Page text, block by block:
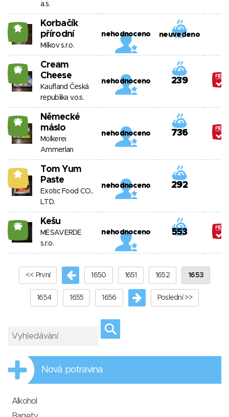
a.s.
16
Korbačík
přírodní
Milkov s.r.o.
nehodnoceno neuvedeno
25
Cream
Cheese
Kaufland Česká
republika v.o.s.
nehodnoceno 239
25
Německé
máslo
Molkerei
Ammerlan
nehodnoceno 736
9
Tom Yum
Paste
Exotic Food CO.,
LTD.
nehodnoceno 292
26 Kešu
MESAVERDE
s.r.o.
nehodnoceno 553
<< První 1650 1651 1652 1653
1654 1655 1656 Poslední >>
Nová potravina
Alkohol